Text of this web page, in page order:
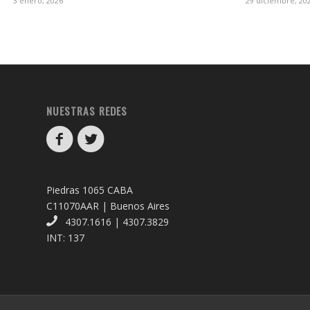
NUESTRAS REDES
Piedras 1065 CABA
C11070AAR | Buenos Aires
4307.1616 | 4307.3829
INT: 137